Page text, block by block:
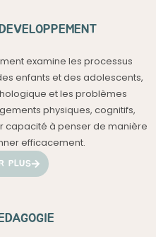
examine les processus
enfants et des adolescents,
et les problèmes
physiques, cognitifs,
capacité à penser de manière
efficacement.
PLUS